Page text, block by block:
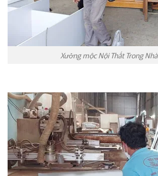
Xưởng mộc Nội Thất Trong Nhà